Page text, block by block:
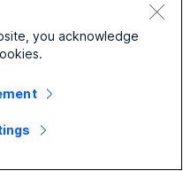
en
do.
you acknowledge